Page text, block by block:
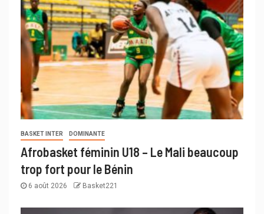
BASKET INTER DOMINANTE
Afrobasket féminin U18 – Le Mali beaucoup
trop fort pour le Bénin
6 août 2026 Basket221